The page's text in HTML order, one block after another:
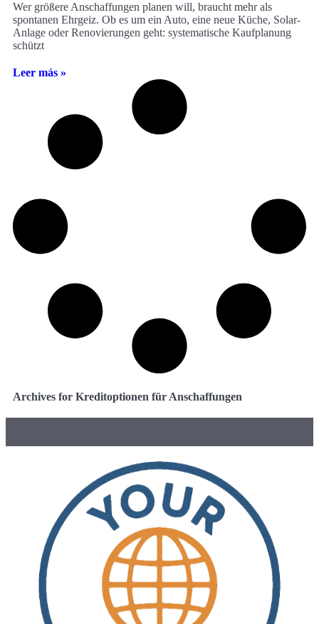
Wer größere Anschaffungen planen will, braucht mehr als
spontanen Ehrgeiz. Ob es um ein Auto, eine neue Küche, Solar-
Anlage oder Renovierungen geht: systematische Kaufplanung
schützt
Leer más »
Archives for Kreditoptionen für Anschaffungen